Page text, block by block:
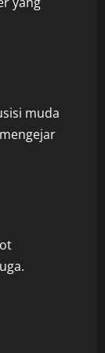
muda